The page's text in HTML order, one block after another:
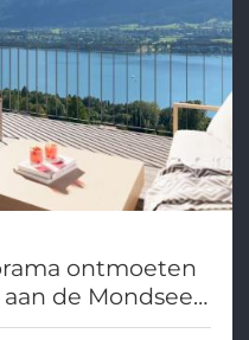
ontmoeten
de Mondsee –